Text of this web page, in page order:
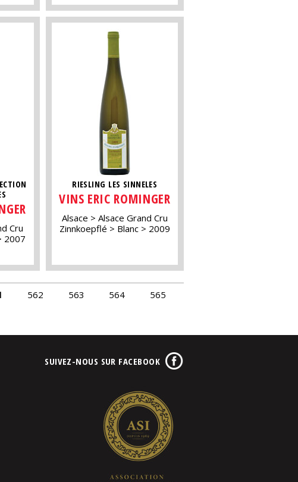
Cru
2007
RIESLING LES SINNELES
VINS ERIC ROMINGER
Alsace
Alsace Grand Cru
Zinnkoepflé
Blanc 2009
562 563 564
565
SUIVEZ-NOUS SUR FACEBOOK